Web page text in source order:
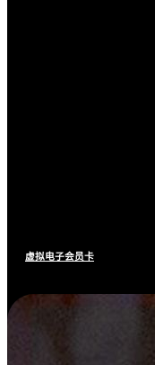
虚拟电子会员卡